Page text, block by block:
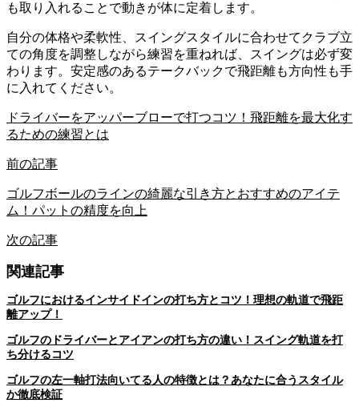
も取り入れることで動きが体に定着します。
自分の体格や柔軟性、スイングスタイルに合わせてクラブ立
ての角度を調整しながら練習を重ねれば、スイングは必ず変
わります。安定感のあるテークバックで飛距離も方向性も手
に入れてください。
ドライバーをアッパーブローで打つコツ！飛距離を最大化す
るための練習とは
前の記事
ゴルフボールのラインの綺麗な引き方とおすすめのアイテ
ム！パットの精度を向上
次の記事
関連記事
ゴルフにおけるインサイドインの打ち方とコツ！理想の軌道で飛距
離アップ！
ゴルフのドライバーとアイアンの打ち方の違い！スイング軌道を打
ち分けるコツ
ゴルフの左一軸打法向いてる人の特徴とは？あなたに合うスタイル
か徹底検証